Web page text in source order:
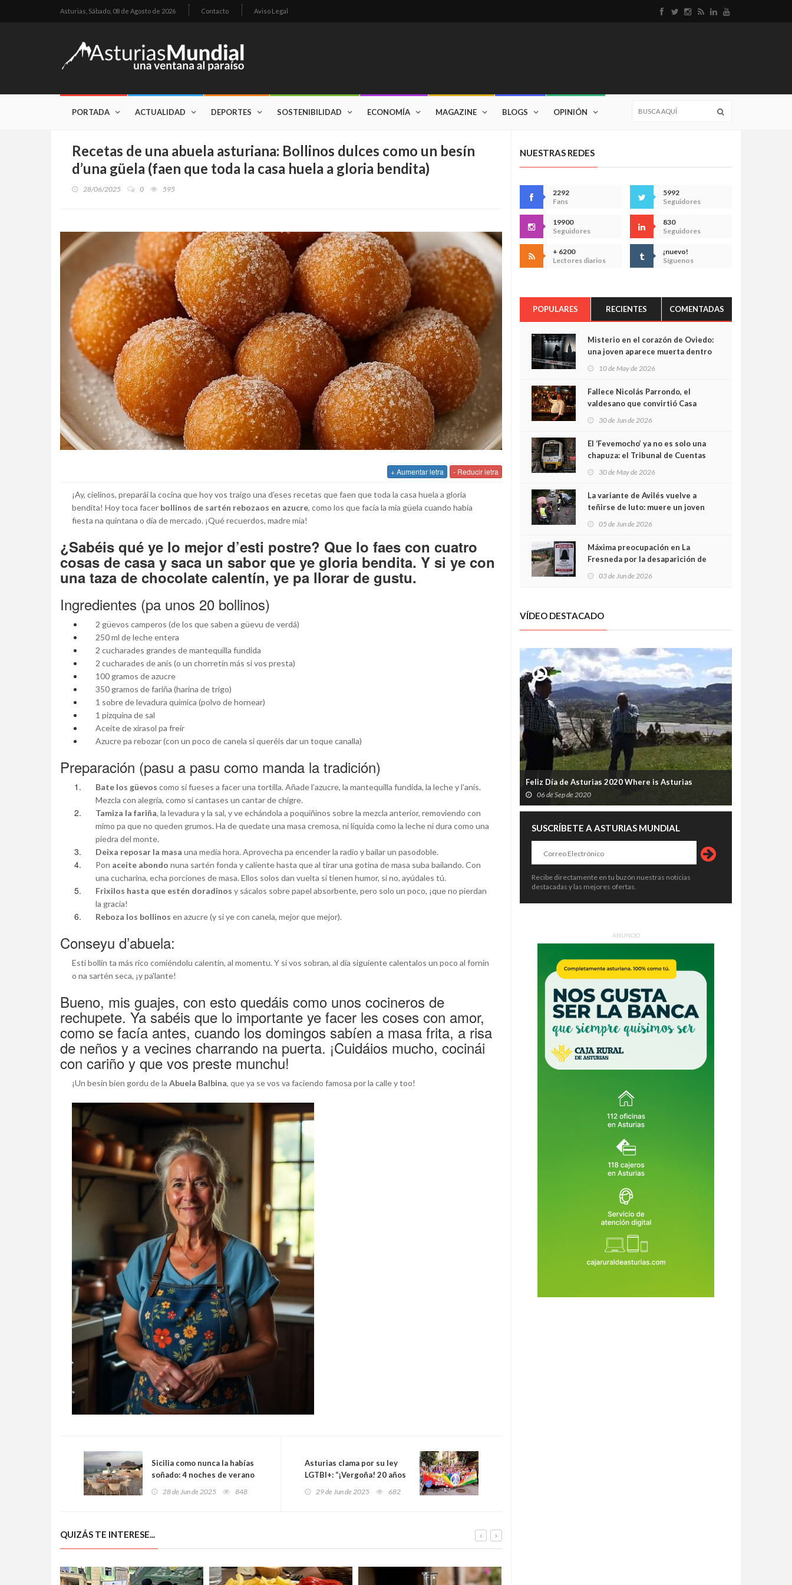
Asturias, Sábado, 08 de Agosto de 2026 Contacto Aviso Legal
PORTADA ACTUALIDAD DEPORTES SOSTENIBILIDAD ECONOMÍA MAGAZINE BLOGS OPINIÓN
Recetas de una abuela asturiana: Bollinos dulces como un besín
d’una güela (faen que toda la casa huela a gloria bendita)
28/06/2025 0 595
+ Aumentar letra - Reducir letra
¡Ay, cielinos, preparái la cocina que hoy vos traigo una d’eses recetas que faen que toda la casa huela a gloria
bendita! Hoy toca facer bollinos de sartén rebozaos en azucre, como los que facía la mia güela cuando había
fiesta na quintana o día de mercado. ¡Qué recuerdos, madre mía!
¿Sabéis qué ye lo mejor d’esti postre? Que lo faes con cuatro
cosas de casa y saca un sabor que ye gloria bendita. Y si ye con
una taza de chocolate calentín, ye pa llorar de gustu.
Ingredientes (pa unos 20 bollinos)
2 güevos camperos (de los que saben a güevu de verdá)
250 ml de leche entera
2 cucharades grandes de mantequilla fundida
2 cucharades de anís (o un chorretín más si vos presta)
100 gramos de azucre
350 gramos de fariña (harina de trigo)
1 sobre de levadura química (polvo de hornear)
1 pizquina de sal
Aceite de xirasol pa freír
Azucre pa rebozar (con un poco de canela si queréis dar un toque canalla)
Preparación (pasu a pasu como manda la tradición)
Bate los güevos como si fueses a facer una tortilla. Añade l’azucre, la mantequilla fundida, la leche y l’anís.
Mezcla con alegría, como si cantases un cantar de chigre.
Tamiza la fariña, la levadura y la sal, y ve echándola a poquiñinos sobre la mezcla anterior, removiendo con
mimo pa que no queden grumos. Ha de quedate una masa cremosa, ni líquida como la leche ni dura como una
piedra del monte.
Deixa reposar la masa una media hora. Aprovecha pa encender la radio y bailar un pasodoble.
Pon aceite abondo nuna sartén fonda y caliente hasta que al tirar una gotina de masa suba bailando. Con
una cucharina, echa porciones de masa. Ellos solos dan vuelta si tienen humor, si no, ayúdales tú.
Frixilos hasta que estén doradinos y sácalos sobre papel absorbente, pero solo un poco, ¡que no pierdan
la gracia!
Reboza los bollinos en azucre (y si ye con canela, mejor que mejor).
Conseyu d’abuela:
Esti bollín ta más rico comiéndolu calentín, al momentu. Y si vos sobran, al día siguiente calentalos un poco al fornín
o na sartén seca, ¡y pa'lante!
Bueno, mis guajes, con esto quedáis como unos cocineros de
rechupete. Ya sabéis que lo importante ye facer les coses con amor,
como se facía antes, cuando los domingos sabíen a masa frita, a risa
de neños y a vecines charrando na puerta. ¡Cuidáios mucho, cocinái
con cariño y que vos preste munchu!
¡Un besín bien gordu de la Abuela Balbina, que ya se vos va faciendo famosa por la calle y too!
Sicilia como nunca la habías
soñado: 4 noches de verano
frente al mar en Cefalú
28 de Jun de 2025 848
Asturias clama por su ley
LGTBI+: “¡Vergoña! 20 años
después, seguimos sin ella”
29 de Jun de 2025 682
QUIZÁS TE INTERESE...
NUESTRAS REDES
2292
Fans
5992
Seguidores
19900
Seguidores
830
Seguidores
+ 6200
Lectores diarios
¡nuevo!
Síguenos
POPULARES RECIENTES COMENTADAS
Misterio en el corazón de Oviedo:
una joven aparece muerta dentro
cámaras captan sus últimos
minutos
10 de May de 2026
Fallece Nicolás Parrondo, el
valdesano que convirtió Casa
30 de Jun de 2026
El ‘Fevemocho’ ya no es solo una
chapuza: el Tribunal de Cuentas
sobrecoste de los trenes que no
cabían por los túneles
30 de May de 2026
La variante de Avilés vuelve a
teñirse de luto: muere un joven
05 de Jun de 2026
Máxima preocupación en La
Fresneda por la desaparición de
03 de Jun de 2026
VÍDEO DESTACADO
Feliz Día de Asturias 2020 Where is Asturias
06 de Sep de 2020
SUSCRÍBETE A ASTURIAS MUNDIAL
Recibe directamente en tu buzón nuestras noticias
destacadas y las mejores ofertas.
ANUNCIO